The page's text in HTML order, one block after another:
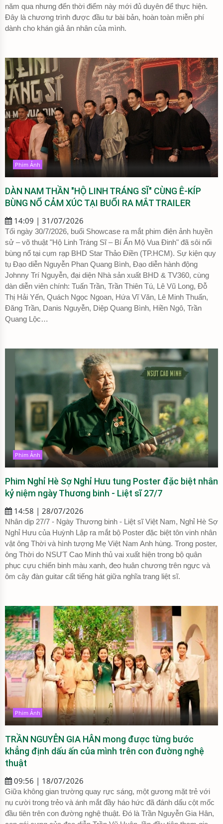
năm qua nhưng đến thời điểm này mới đủ duyên để thực hiện.
Đây là chương trình được đầu tư bài bản, hoàn toàn miễn phí
dành cho khán giả ân nhân của mình.
Phim Ảnh
DÀN NAM THẦN "HỘ LINH TRÁNG SĨ" CÙNG Ê-KÍP
BÙNG NỔ CẢM XÚC TẠI BUỔI RA MẮT TRAILER
14:09 | 31/07/2026
Tối ngày 30/7/2026, buổi Showcase ra mắt phim điện ảnh huyền
sử – võ thuật "Hộ Linh Tráng Sĩ – Bí Ẩn Mộ Vua Đinh" đã sôi nổi
bùng nổ tại cụm rạp BHD Star Thảo Điền (TP.HCM). Sự kiện quy
tụ Đạo diễn Nguyễn Phan Quang Bình, Đạo diễn hành động
Johnny Trí Nguyễn, đại diện Nhà sản xuất BHD & TV360, cùng
dàn diễn viên chính: Tuấn Trần, Trần Thiên Tú, Lê Vũ Long, Đỗ
Thị Hải Yến, Quách Ngọc Ngoan, Hứa Vĩ Văn, Lê Minh Thuấn,
Đăng Trần, Danis Nguyễn, Diệp Quang Bình, Hiền Ngô, Trần
Quang Lộc…
Phim Ảnh
Phim Nghỉ Hè Sợ Nghỉ Hưu tung Poster đặc biệt nhân
kỷ niệm ngày Thương binh - Liệt sĩ 27/7
14:58 | 28/07/2026
Nhân dịp 27/7 - Ngày Thương binh - Liệt sĩ Việt Nam, Nghỉ Hè Sợ
Nghỉ Hưu của Huỳnh Lập ra mắt bộ Poster đặc biệt tôn vinh nhân
vật ông Thời và hình tượng Mẹ Việt Nam Anh hùng. Trong poster,
ông Thời do NSƯT Cao Minh thủ vai xuất hiện trong bộ quân
phục cựu chiến binh màu xanh, đeo huân chương trên ngực và
ôm cây đàn guitar cất tiếng hát giữa nghĩa trang liệt sĩ.
Phim Ảnh
TRẦN NGUYỄN GIA HÂN mong được từng bước
khẳng định dấu ấn của mình trên con đường nghệ
thuật
09:56 | 18/07/2026
Giữa không gian trường quay rực sáng, một gương mặt trẻ với
nụ cười trong trẻo và ánh mắt đầy háo hức đã đánh dấu cột mốc
đầu tiên trên con đường nghệ thuật. Đó là Trần Nguyễn Gia Hân,